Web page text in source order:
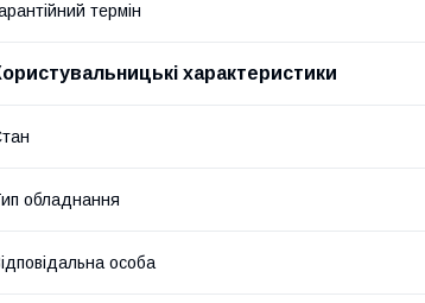
термін
характеристики
обладнання
особа